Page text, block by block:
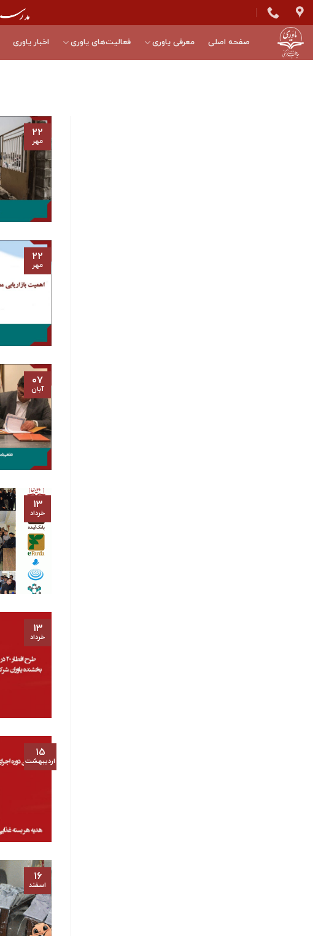
Skip
to
content
صفحه اصلی معرفی یاوری فعالیت‌های یاوری اخبار یاوری
۲۲
مهر
۲۲
مهر
۰۷
آبان
۱۳
خرداد
۱۳
خرداد
۱۵
اردیبهشت
۱۶
اسفند